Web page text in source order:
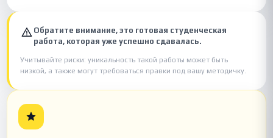
Обратите внимание, это готовая студенческая
работа, которая уже успешно сдавалась.
Учитывайте риски: уникальность такой работы может быть
низкой, а также могут требоваться правки под вашу методичку.